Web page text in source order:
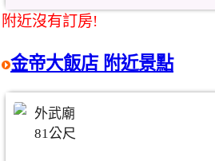
附近沒有訂房!
金帝大飯店 附近景點
外武廟
81公尺